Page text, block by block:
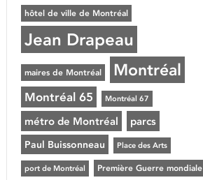
hôtel de ville de Montréal
Jean Drapeau
maires de Montréal Montréal
Montréal 65 Montréal 67
métro de Montréal parcs
Paul Buissonneau Place des Arts
port de Montréal Première Guerre mondiale